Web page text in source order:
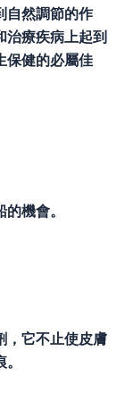
自然調節的作
治療疾病上起到
保健的必屬佳
機會。
，它不止使皮膚